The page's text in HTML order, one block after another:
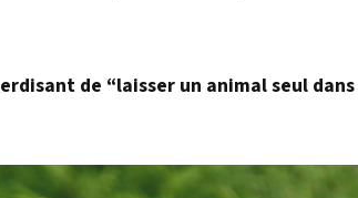
de “laisser un animal seul dans